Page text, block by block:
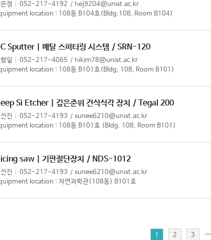
정 052-217-4192
hej9204@unist.ac.kr
location : 108동 B104호(Bldg.108, Room B104)
Sputter | 메탈 스퍼터링 시스템 / SRN-120
일 052-217-4065
hikim78@unist.ac.kr
location : 108동 B101호(Bldg, 108, Room B101)
Si Etcher | 깊은준위 건식식각 장치 / Tegal 200
진 052-217-4193
sunee6210@unist.ac.kr
location : 108동 B101호 (Bldg. 108, Room B101)
saw | 기판절단장치 / NDS-1012
진 052-217-4193
sunee6210@unist.ac.kr
location : 자연과학관(108동) B101호
1 2 3 …